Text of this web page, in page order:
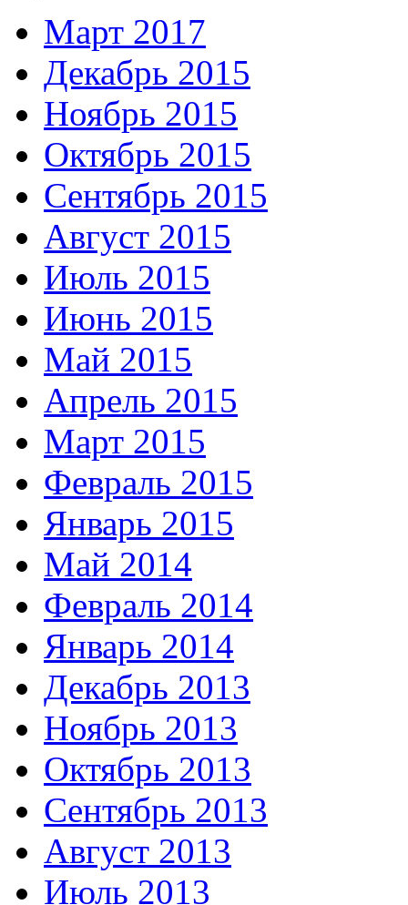
Март 2017
Декабрь 2015
Ноябрь 2015
Октябрь 2015
Сентябрь 2015
Август 2015
Июль 2015
Июнь 2015
Май 2015
Апрель 2015
Март 2015
Февраль 2015
Январь 2015
Май 2014
Февраль 2014
Январь 2014
Декабрь 2013
Ноябрь 2013
Октябрь 2013
Сентябрь 2013
Август 2013
Июль 2013